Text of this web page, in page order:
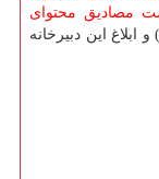
مصادیق محتوای
ای) و ابلاغ این دبیرخانه